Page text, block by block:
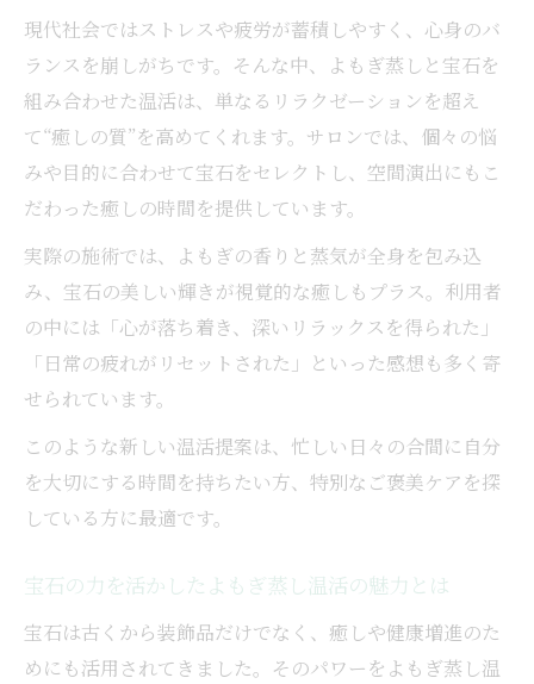
現代社会ではストレスや疲労が蓄積しやすく、心身のバ
ランスを崩しがちです。そんな中、よもぎ蒸しと宝石を
組み合わせた温活は、単なるリラクゼーションを超え
て“癒しの質”を高めてくれます。サロンでは、個々の悩
みや目的に合わせて宝石をセレクトし、空間演出にもこ
だわった癒しの時間を提供しています。
実際の施術では、よもぎの香りと蒸気が全身を包み込
み、宝石の美しい輝きが視覚的な癒しもプラス。利用者
の中には「心が落ち着き、深いリラックスを得られた」
「日常の疲れがリセットされた」といった感想も多く寄
せられています。
このような新しい温活提案は、忙しい日々の合間に自分
を大切にする時間を持ちたい方、特別なご褒美ケアを探
している方に最適です。
宝石の力を活かしたよもぎ蒸し温活の魅力とは
宝石は古くから装飾品だけでなく、癒しや健康増進のた
めにも活用されてきました。そのパワーをよもぎ蒸し温